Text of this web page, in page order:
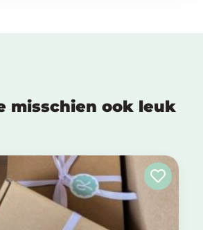
misschien ook leuk